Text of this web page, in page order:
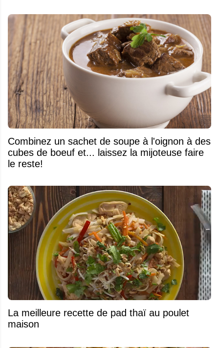
Combinez un sachet de soupe à l'oignon à des
cubes de boeuf et... laissez la mijoteuse faire
le reste!
La meilleure recette de pad thaï au poulet
maison